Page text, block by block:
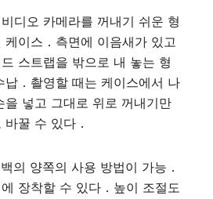
디오 카메라를 꺼내기 쉬운 형
이스．측면에 이음새가 있고
스트랩을 밖으로 내 놓는 형
납．촬영할 때는 케이스에서 나
을 넣고 그대로 위로 꺼내기만
꿀 수 있다．
의 양쪽의 사용 방법이 가능．
장착할 수 있다．높이 조절도